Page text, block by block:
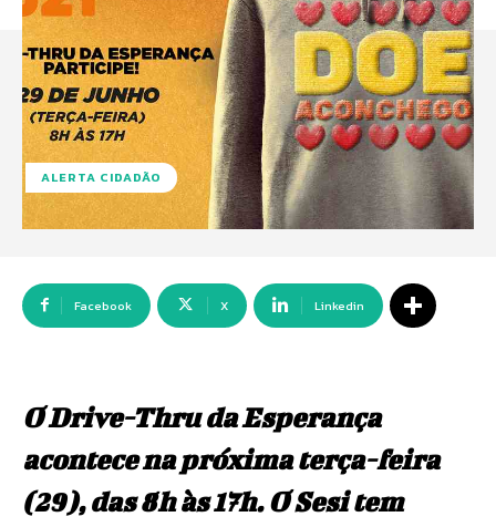
ALERTA CIDADÃO
Facebook X Linkedin
O Drive-Thru da Esperança
acontece na próxima terça-feira
(29), das 8h às 17h. O Sesi tem